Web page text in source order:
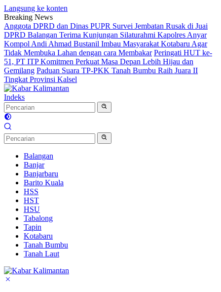
Langsung ke konten
Breaking News
Anggota DPRD dan Dinas PUPR Survei Jembatan Rusak di Juai
DPRD Balangan Terima Kunjungan Silaturahmi Kapolres Anyar
Kompol Andi Ahmad Bustanil Imbau Masyarakat Kotabaru Agar
Tidak Membuka Lahan dengan cara Membakar Peringati HUT ke-
51, PT ITP Komitmen Perkuat Masa Depan Lebih Hijau dan
Gemilang Paduan Suara TP-PKK Tanah Bumbu Raih Juara II
Tingkat Provinsi Kalsel
Indeks
Balangan
Banjar
Banjarbaru
Barito Kuala
HSS
HST
HSU
Tabalong
Tapin
Kotabaru
Tanah Bumbu
Tanah Laut